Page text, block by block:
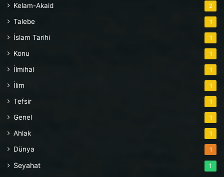
Kelam-Akaid 2
Talebe 1
İslam Tarihi 1
Konu 1
İlmihal 1
İlim 1
Tefsir 1
Genel 1
Ahlak 1
Dünya 1
Seyahat 1